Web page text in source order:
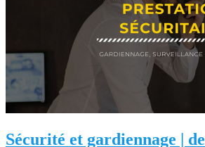
Sécurité et gardiennage |